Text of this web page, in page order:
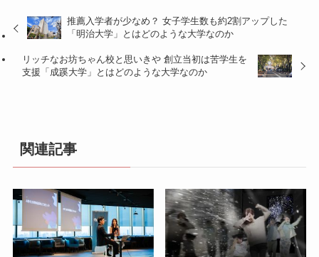
推薦入学者が少なめ？ 女子学生数も約2割アップした
「明治大学」とはどのような大学なのか
リッチなお坊ちゃん校と思いきや 創立当初は苦学生を
支援「成蹊大学」とはどのような大学なのか
関連記事